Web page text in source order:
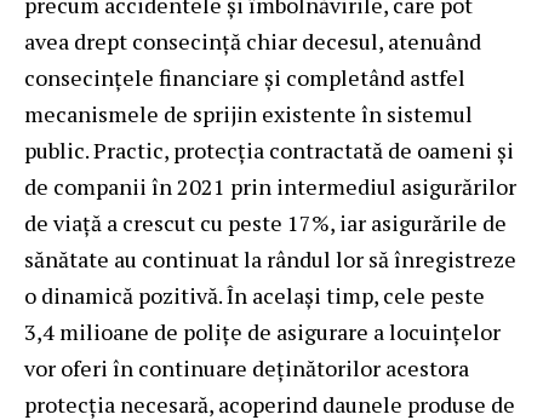
avea drept consecință chiar decesul, atenuând
consecințele financiare și completând astfel
mecanismele de sprijin existente în sistemul
public. Practic, protecția contractată de oameni și
de companii în 2021 prin intermediul asigurărilor
de viață a crescut cu peste 17%, iar asigurările de
sănătate au continuat la rândul lor să înregistreze
o dinamică pozitivă. În același timp, cele peste
3,4 milioane de polițe de asigurare a locuințelor
vor oferi în continuare deținătorilor acestora
protecția necesară, acoperind daunele produse de